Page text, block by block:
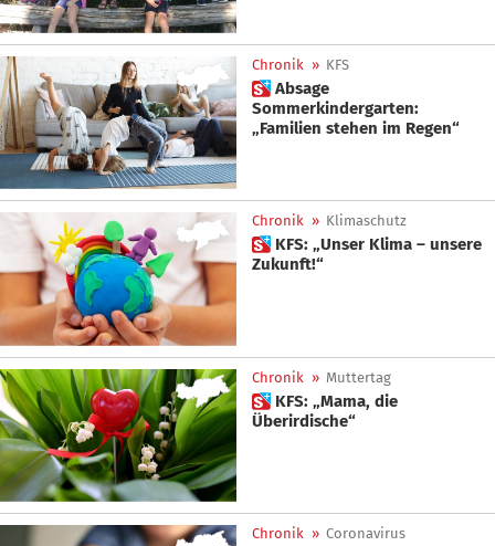
Chronik » KFS
 Absage
Sommerkindergarten:
„Familien stehen im Regen“
Chronik » Klimaschutz
 KFS: „Unser Klima – unsere
Zukunft!“
Chronik » Muttertag
 KFS: „Mama, die
Überirdische“
Chronik » Coronavirus